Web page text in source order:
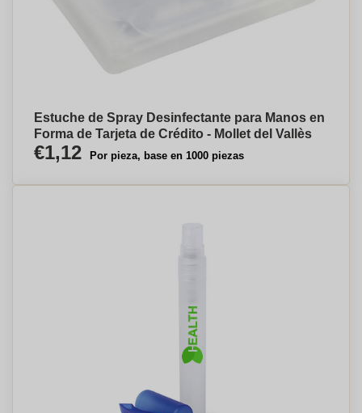
Estuche de Spray Desinfectante para Manos en
Forma de Tarjeta de Crédito - Mollet del Vallès
€1,12 Por pieza, base en 1000 piezas